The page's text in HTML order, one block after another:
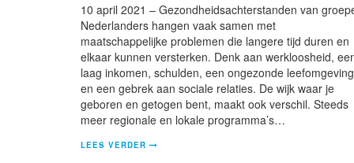
10 april 2021 – Gezondheidsachterstanden van
Nederlanders hangen vaak samen met
maatschappelijke problemen die langere tijd duren en
elkaar kunnen versterken. Denk aan werkloosheid,
laag inkomen, schulden, een ongezonde leefomgeving
en een gebrek aan sociale relaties. De wijk waar je
geboren en getogen bent, maakt ook verschil. Steeds
meer regionale en lokale programma’s…
LEES VERDER